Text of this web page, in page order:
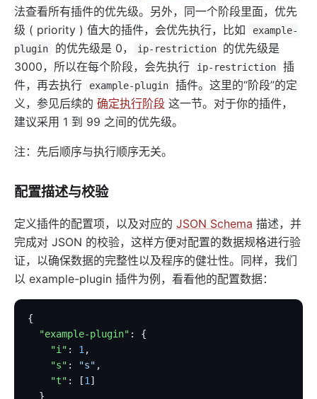
TCP/UDP 动态代理
gRPC 代理
自定义 Nginx 配置
证书
批处理器
安装依赖
Running APISIX in AWS with AWS CDK
TLS 双向认证
调试功能
基于环境变量进行配置文件切换
SSL 协议
HTTP3 协议
法查看所有插件的优先级。另外，同一个阶段里面，优先
级 ( priority ) 值大的插件，会优先执行，比如
example-
plugin
的优先级是 0， ip-restriction
的优先级是
3000，所以在每个阶段，会先执行
ip-restriction
插
件，再去执行
example-plugin
插件。这里的“阶段”的定
义，参见后续的 确定执行阶段 这一节。对于你的插件，
建议采用 1 到 99 之间的优先级。
注：先后顺序与执行顺序无关。
配置描述与校验
定义插件的配置项，以及对应的 JSON Schema 描述，并
完成对 JSON 的校验，这样方便对配置的数据规格进行验
证，以确保数据的完整性以及程序的健壮性。同样，我们
以 example-plugin 插件为例，看看他的配置数据：
{
  "example-plugin"
: {
    "i"
: 1 ,
    "s"
: "s" ,
    "t"
: [1 ]
  }